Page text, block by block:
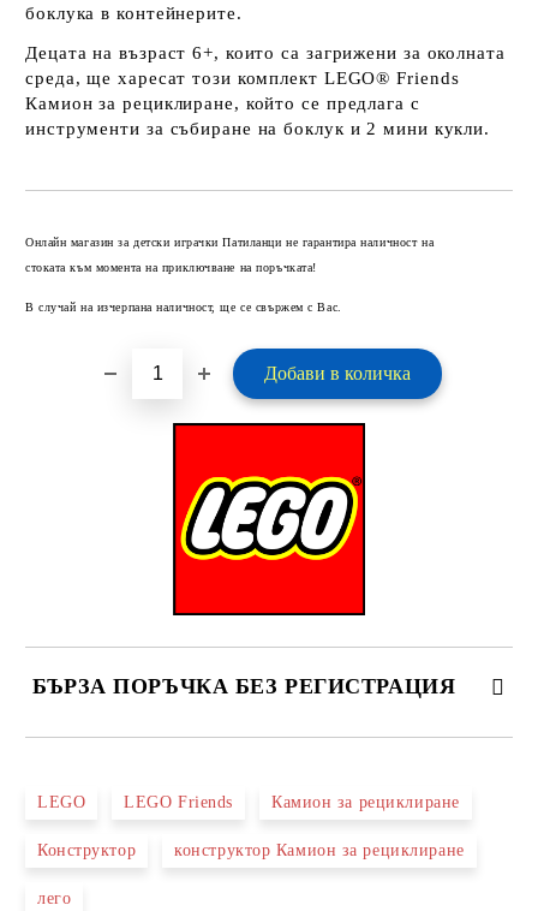
боклука в контейнерите.
Децата на възраст 6+, които са загрижени за околната
среда, ще харесат този комплект LEGO® Friends
Камион за рециклиране, който се предлага с
инструменти за събиране на боклук и 2 мини кукли.
Онлайн магазин за детски играчки Патиланци не гарантира наличност на
стоката към момента на приключване на поръчката!
В случай на изчерпана наличност, ще се свържем с Вас.
БЪРЗА ПОРЪЧКА БЕЗ РЕГИСТРАЦИЯ
LEGO LEGO Friends Камион за рециклиране
Конструктор конструктор Камион за рециклиране
лего